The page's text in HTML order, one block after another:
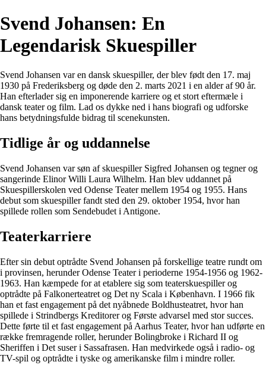
Svend Johansen: En
Legendarisk Skuespiller
Svend Johansen var en dansk skuespiller, der blev født den 17. maj
1930 på Frederiksberg og døde den 2. marts 2021 i en alder af 90 år.
Han efterlader sig en imponerende karriere og et stort eftermæle i
dansk teater og film. Lad os dykke ned i hans biografi og udforske
hans betydningsfulde bidrag til scenekunsten.
Tidlige år og uddannelse
Svend Johansen var søn af skuespiller Sigfred Johansen og tegner og
sangerinde Elinor Willi Laura Wilhelm. Han blev uddannet på
Skuespillerskolen ved Odense Teater mellem 1954 og 1955. Hans
debut som skuespiller fandt sted den 29. oktober 1954, hvor han
spillede rollen som Sendebudet i Antigone.
Teaterkarriere
Efter sin debut optrådte Svend Johansen på forskellige teatre rundt om
i provinsen, herunder Odense Teater i perioderne 1954-1956 og 1962-
1963. Han kæmpede for at etablere sig som teaterskuespiller og
optrådte på Falkonerteatret og Det ny Scala i København. I 1966 fik
han et fast engagement på det nyåbnede Boldhusteatret, hvor han
spillede i Strindbergs Kreditorer og Første advarsel med stor succes.
Dette førte til et fast engagement på Aarhus Teater, hvor han udførte en
række fremragende roller, herunder Bolingbroke i Richard II og
Sheriffen i Det suser i Sassafrasen. Han medvirkede også i radio- og
TV-spil og optrådte i tyske og amerikanske film i mindre roller.